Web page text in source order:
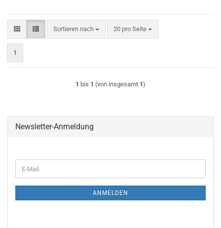
Sortieren nach
Sortieren nach 20 pro Seite
pro Seite
1
1 bis 1 (von insgesamt 1)
Newsletter-Anmeldung
ZUR
E-
Mail
ANMELDEN